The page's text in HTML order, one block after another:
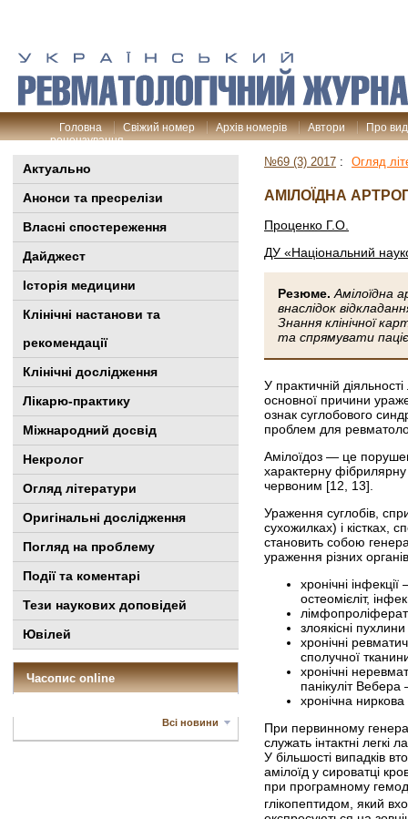
Головна Свіжий номер Архів номерів Автори
Про
рецензування
Актуально
Анонси та пресрелізи
Власні спостереження
Дайджест
Історія медицини
Клінiчні настанови та
рекомендації
Клінічні дослідження
Лікарю-практику
Міжнародний досвід
Некролог
Огляд літератури
Оригінальні дослідження
Погляд на проблему
Події та коментарі
Тези наукових доповідей
Ювілей
Часопис online
Всі новини
№69 (3) 2017 : Огляд
АМІЛОЇДНА
Проценко Г.О.
ДУ «Національний
Резюме. Амілоїдна
внаслідок
Знання клінічної
та спрямувати
У практичній
основ­ної причини
ознак суглобового
проблем для
Амілоїдоз — це
характерну
червоним [12, 13].
Ураження суглобів,
сухожилках) і кістках,
становить собою
ураження різних
хронічні
остеомієліт,
злоякісні
хронічні
сполучної
хронічні
панікуліт
хронічна
При первинному
служать інтактні
У більшості випадків
амілоїд у сироватці
при програмному
глікопептидом, який